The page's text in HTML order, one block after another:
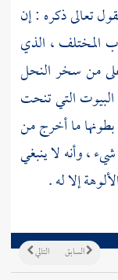
تعالى ذكره : إن
المختلف ، الذي
من سخر النحل
البيوت التي تنحت
ما أخرج من
، وأنه لا ينبغي
إلا له .
التالي السابق